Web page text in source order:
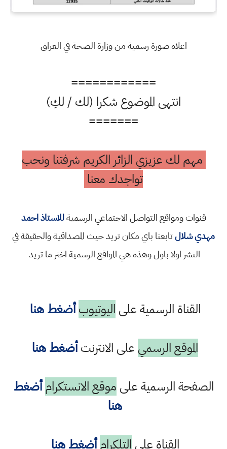
اعلاه صورة رسمية من وزارة الصحة في العراق
============
انتهى الموضوع شكرا (لك / لكِ)
=======
مهم لك عزيزي الزائر الكريم شرفتنا ونحب
تواجدك معنا
قنوات ومواقع التواصل الاجتماعي الرسميةللاستاذ احمد
مهدي شلالتابعنا باي مكان تريد حيث المصداقية والحقيقة في
النشر اولا باول وهذه هي المواقع الرسمية اختر ما تريد
القناة الرسمية على اليوتيوب أضغط هنا
الموقع الرسمي على الانترنتأضغط هنا
الصفحة الرسمية على موقع الانستكرام أضغط
هنا
القناة على التلكرام أضغط هنا